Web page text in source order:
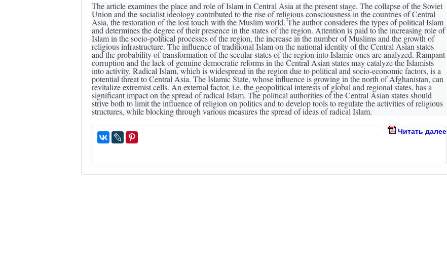
The article examines the place and role of Islam in Central Asia at the present stage. The collapse of the Soviet
Union and the socialist ideology contributed to the rise of religious consciousness in the countries of Central
Asia, the restoration of the lost touch with the Muslim world. The author consideres the types of political Islam
and determines the degree of their presence in the states of the region. Attention is paid to the increasing role of
Islam in the socio-political processes of the region, the increase in the number of Muslims and the growth of
religious infrastructure. The influence of traditional Islam on the national identity of the Central Asian states
and the probability of transformation of the secular states of the region into Islamic ones are analyzed. Rampant
corruption and the lack of genuine democratic reforms in the Central Asian states may catalyze the Islamists
into activity. Radical Islam, which is widespread in the region due to political and socio-economic factors, is a
potential threat to Central Asia. The Islamic State, whose influence is growing in the north of Afghanistan, can
revitalize extremist cells. An external factor, i.e. the geopolitical interests of global and regional states, has a
significant impact on the spread of radical Islam. The political authorities of the Central Asian states should
strive both to limit the influence of religion on politics and to develop tools to regulate the activities of religious
structures, while blocking through various measures the spread of ideas of radical Islam.
Читать далее